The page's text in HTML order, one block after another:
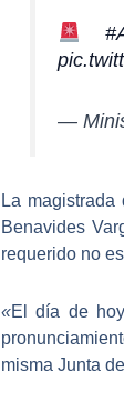
—
La
Benavides
requerido no
«El día de
misma Junta